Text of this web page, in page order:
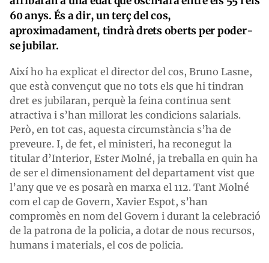
60 anys. És a dir, un terç del cos,
aproximadament, tindrà drets oberts per poder-
se jubilar.
Així ho ha explicat el director del cos, Bruno Lasne,
que està convençut que no tots els que hi tindran
dret es jubilaran, perquè la feina continua sent
atractiva i s’han millorat les condicions salarials.
Però, en tot cas, aquesta circumstància s’ha de
preveure. I, de fet, el ministeri, ha reconegut la
titular d’Interior, Ester Molné, ja treballa en quin ha
de ser el dimensionament del departament vist que
l’any que ve es posarà en marxa el 112. Tant Molné
com el cap de Govern, Xavier Espot, s’han
compromès en nom del Govern i durant la celebració
de la patrona de la policia, a dotar de nous recursos,
humans i materials, el cos de policia.